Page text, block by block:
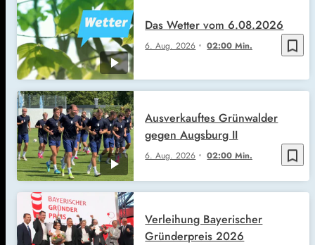
bookmark_border
6. Aug. 2026 02:00 Min.
Das Wetter vom 6.08.2026
bookmark_border
6. Aug. 2026 02:00 Min.
Ausverkauftes Grünwalder
gegen Augsburg II
Verleihung Bayerischer
Gründerpreis 2026